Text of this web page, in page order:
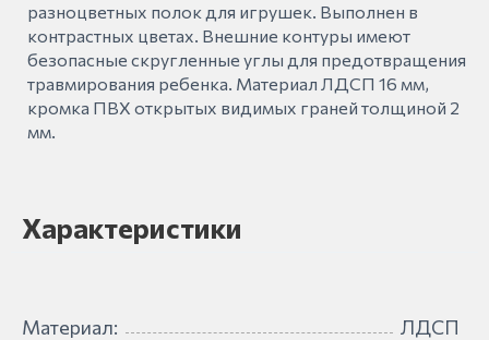
разноцветных полок для игрушек. Выполнен в
контрастных цветах. Внешние контуры имеют
безопасные скругленные углы для предотвращения
травмирования ребенка. Материал ЛДСП 16 мм,
кромка ПВХ открытых видимых граней толщиной 2
мм.
Характеристики
Материал: ЛДСП